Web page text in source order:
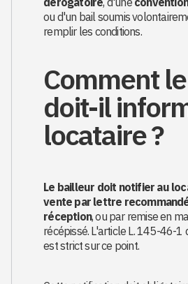
ou d'un bail soumis
remplir les conditions.
Comment
doit-il
locataire ?
Le bailleur doit notifier au
vente par lettre
réception, ou par remise en
récépissé. L'article L. 145-46-1
est strict sur ce point.